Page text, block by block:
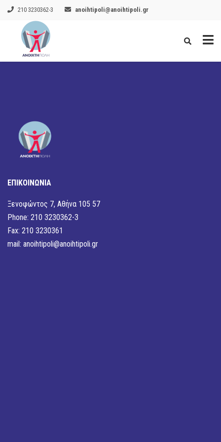
210 3230362-3 anoihtipoli@anoihtipoli.gr
ΕΠΙΚΟΙΝΩΝΙΑ
Ξενοφώντος 7, Αθήνα 105 57
Phone: 210 3230362-3
Fax: 210 3230361
mail: anoihtipoli@anoihtipoli.gr